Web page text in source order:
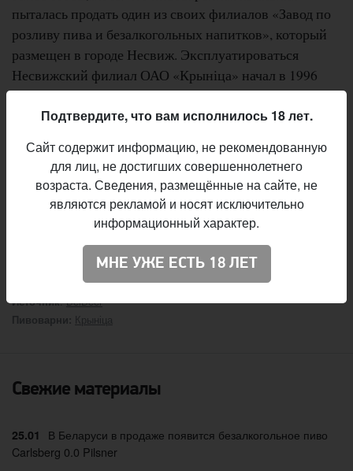
пыталась продать один из своих филиалов «Завод по
розливу пива и безалкогольных напитков», который
размещен в городе Несвиж. Эксплуатироваться
Несвижский филиал ОАО «Крыніца» начал в 1996
году.
пива в алюминиевую банку по договорам с частными
пивоваренными компаниями. ИЗАО «Пивоварни
Хайнекен» разливают на мощностях ОАО «Крыніца»
«Бобров» (в алюминиевой банке), «Охота» и
Источник:BelBeer
Пивоварни: Крыніца
Свежие материалы
25.01
В Беларуси в продаже появится безалкогольное пиво
Carlsberg 0.0 Pilsner
Подтвердите, что вам исполнилось 18 лет.
Сайт содержит информацию, не рекомендованную
для лиц, не достигших совершеннолетнего
возраста. Сведения, размещённые на сайте, не
являются рекламой и носят исключительно
информационный характер.
МНЕ УЖЕ ЕСТЬ 18 ЛЕТ